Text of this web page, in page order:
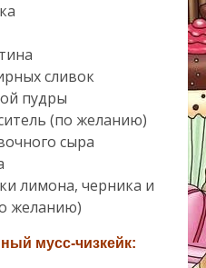
сливок
пудры
(по желанию)
сыра
лимона, черника и
желанию)
мусс-чизкейк: